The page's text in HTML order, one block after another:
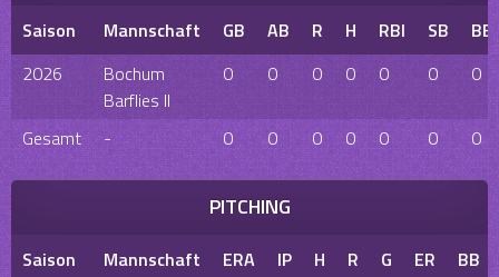
Saison Mannschaft GB AB R H RBI SB
BB
2026
Bochum
Barflies II
0 0 0 0 0 0 0
Gesamt - 0 0 0 0 0 0 0
PITCHING
Saison Mannschaft ERA IP H R G ER
BB